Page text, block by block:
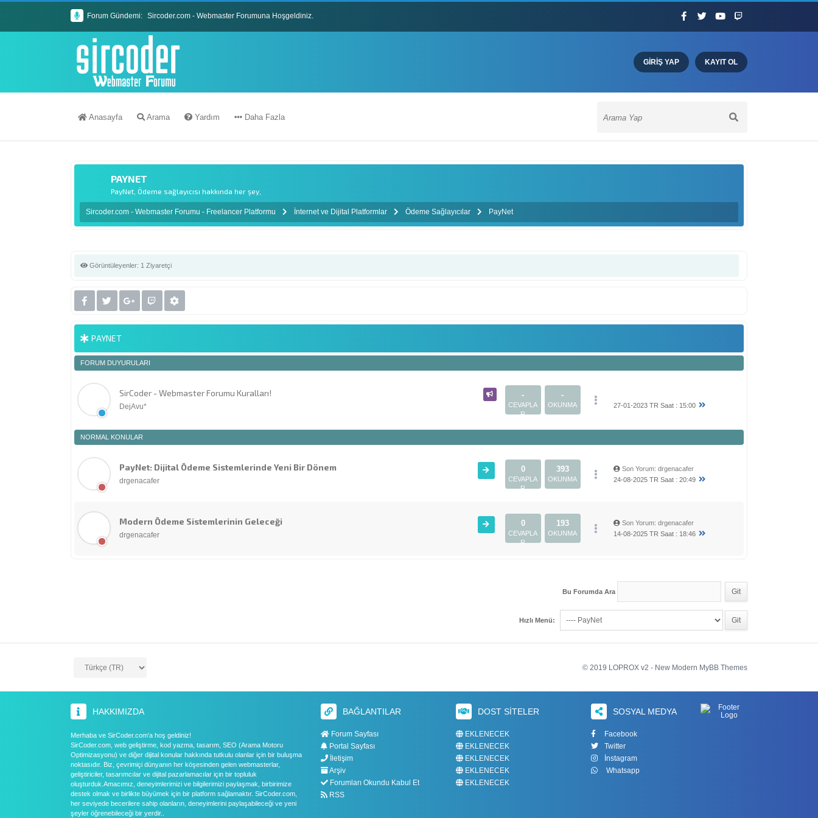
Forum Gündemi: Sircoder.com - Webmaster Forumuna Hoşgeldiniz.
Sircoder.com Webmaster Forumu Kuralları
GIRIŞ YAP
KAYIT OL
Anasayfa Arama Yardım Daha Fazla
Sircoder.com - Webmaster Forumu - Freelancer Platformu İnternet ve Dijital Platformlar Ödeme Sağlayıcılar PayNet
PAYNET
PayNet, Ödeme sağlayıcısı hakkında her şey,
Görüntüleyenler: 1 Ziyaretçi
PAYNET
FORUM DUYURULARI
SirCoder - Webmaster Forumu Kuralları!
DejAvu*
-
CEVAPLA
R
-
OKUNMA 27-01-2023 TR Saat : 15:00
NORMAL KONULAR
PayNet: Dijital Ödeme Sistemlerinde Yeni Bir Dönem
drgenacafer
0
CEVAPLA
R
393
OKUNMA
Son Yorum: drgenacafer
24-08-2025 TR Saat : 20:49
Modern Ödeme Sistemlerinin Geleceği
drgenacafer
0
CEVAPLA
R
193
OKUNMA
Son Yorum: drgenacafer
14-08-2025 TR Saat : 18:46
Bu Forumda Ara
Hızlı Menü:
© 2019 LOPROX v2 - New Modern MyBB Themes
HAKKIMIZDA
Merhaba ve SirCoder.com'a hoş geldiniz!
SirCoder.com, web geliştirme, kod yazma, tasarım, SEO (Arama Motoru
Optimizasyonu) ve diğer dijital konular hakkında tutkulu olanlar için bir buluşma
noktasıdır. Biz, çevrimiçi dünyanın her köşesinden gelen webmasterlar,
geliştiriciler, tasarımcılar ve dijital pazarlamacılar için bir topluluk
oluşturduk.Amacımız, deneyimlerimizi ve bilgilerimizi paylaşmak, birbirimize
destek olmak ve birlikte büyümek için bir platform sağlamaktır. SirCoder.com,
her seviyede becerilere sahip olanların, deneyimlerini paylaşabileceği ve yeni
şeyler öğrenebileceği bir yerdir..
BAĞLANTILAR
Forum Sayfası
Portal Sayfası
İletişim
Arşiv
Forumları Okundu Kabul Et
RSS
DOST SITELER
EKLENECEK
EKLENECEK
EKLENECEK
EKLENECEK
EKLENECEK
SOSYAL MEDYA
Facebook
Twitter
İnstagram
Whatsapp